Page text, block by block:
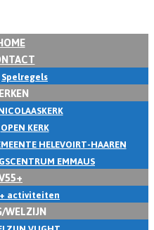
Spelregels
OPEN KERK
HELEVOIRT-HAAREN
EMMAUS
activiteiten
WELZIJN